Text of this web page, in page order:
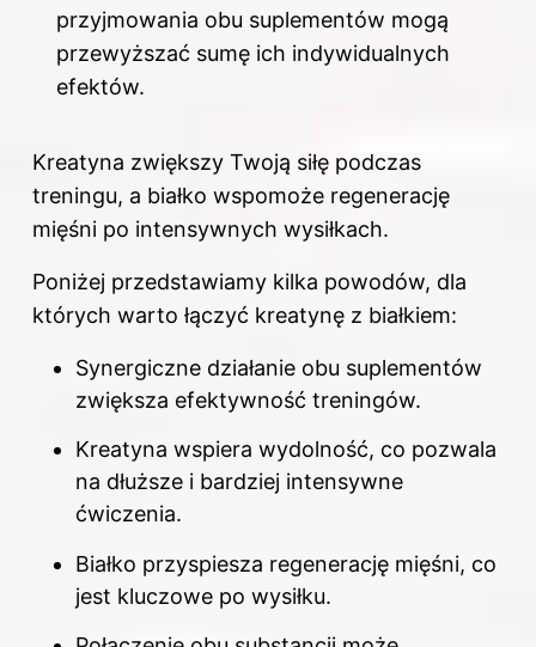
przyjmowania obu suplementów mogą
przewyższać sumę ich indywidualnych
efektów.
Kreatyna zwiększy Twoją siłę podczas
treningu, a białko wspomoże regenerację
mięśni po intensywnych wysiłkach.
Poniżej przedstawiamy kilka powodów, dla
których warto łączyć kreatynę z białkiem:
Synergiczne działanie obu suplementów
zwiększa efektywność treningów.
Kreatyna wspiera wydolność, co pozwala
na dłuższe i bardziej intensywne
ćwiczenia.
Białko przyspiesza regenerację mięśni, co
jest kluczowe po wysiłku.